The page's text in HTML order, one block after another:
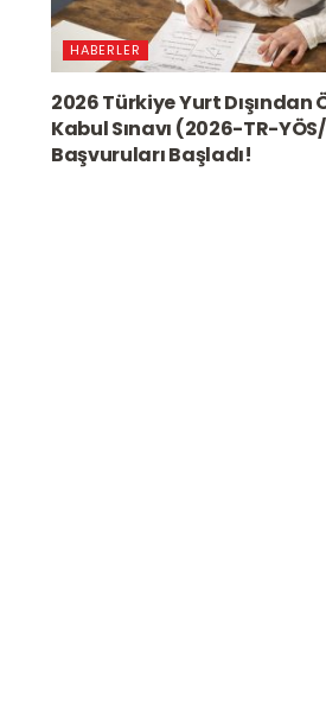
HABERLER
2026 Türkiye Yurt Dışından
Kabul Sınavı (2026-TR-
Başvuruları Başladı!